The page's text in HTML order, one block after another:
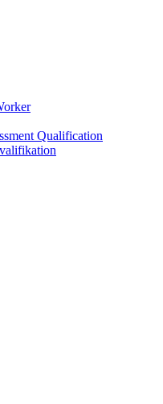
Qualification